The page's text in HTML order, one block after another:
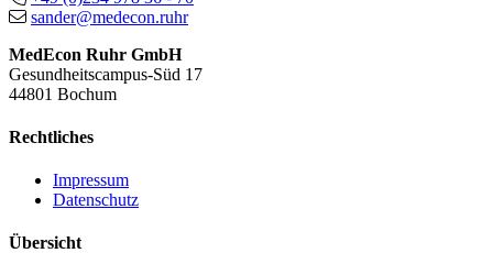
sander@medecon.ruhr
MedEcon Ruhr GmbH
Gesundheitscampus-Süd 17
44801 Bochum
Rechtliches
Impressum
Datenschutz
Übersicht